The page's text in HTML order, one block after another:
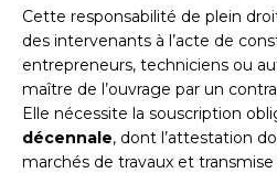
Cette responsabilité de plein
des intervenants à l’acte de
entrepreneurs, techniciens ou
maître de l’ouvrage par un
Elle nécessite la souscription
décennale, dont l’attestation
marchés de travaux et